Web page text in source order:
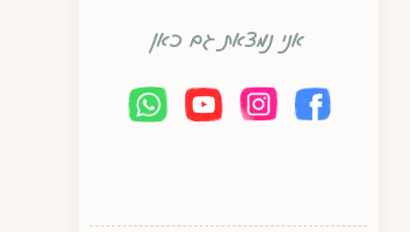
אני נמצאת גם כאן